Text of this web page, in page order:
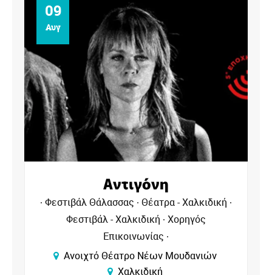
09
Αυγ
Αντιγόνη
Φεστιβάλ Θάλασσας Θέατρα - Χαλκιδική
Φεστιβάλ - Χαλκιδική Χορηγός
Επικοινωνίας
Ανοιχτό Θέατρο Νέων Μουδανιών
Χαλκιδική